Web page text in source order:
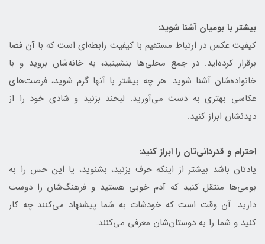
بیشتر با بومیان آشنا شوید:
کیفیت عکس در ارتباط مستقیم با کیفیت رابطه‌ای است که با آن فضا
برقرار کرده‌اید. در جمع محلی‌ها بنشینید، به خانه‌شان بروید و با
خانواده‌شان آشنا شوید. هر چه بیشتر با آنها گرم شوید، فرصت‌های
عکاسی بهتری به دست می‌آورید. لبخند بزنید و شادی خود را از
دیدنشان ابراز کنید.
احترام و قدردانی‌تان را ابراز کنید:
یادتان باشد بیشتر از اینکه حرف بزنید، بشنوید، یا این حس را به
بومی‌ها منتقل کنید که آدم خوبی هستید و فرهنگ‌شان را دوست
دارید. آن وقت است که خودشات به شما پیشنهاد می‌کنند چه کار
کنید و شما را به دوستان‌شان معرفی می‌کنند.